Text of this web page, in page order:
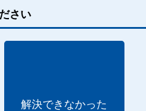
さい
解決できなかった